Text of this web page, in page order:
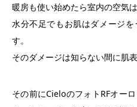
暖房も使い始めたら室内の空気
水分不足でもお肌はダメージ
す。
そのダメージは知らない間に肌
その前にCieloのフォトRFオー